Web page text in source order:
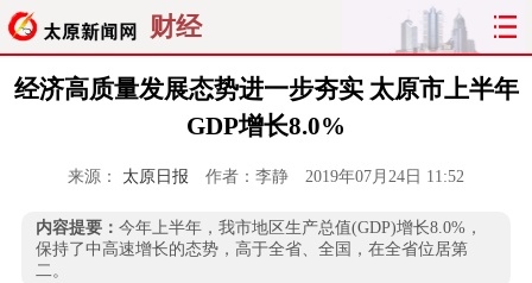
财经
经济高质量发展态势进一步夯实 太原市上半年
GDP增长8.0%
来源： 太原日报 作者：李静 2019年07月24日 11:52
内容提要：今年上半年，我市地区生产总值(GDP)增长8.0%，
保持了中高速增长的态势，高于全省、全国，在全省位居第
二。